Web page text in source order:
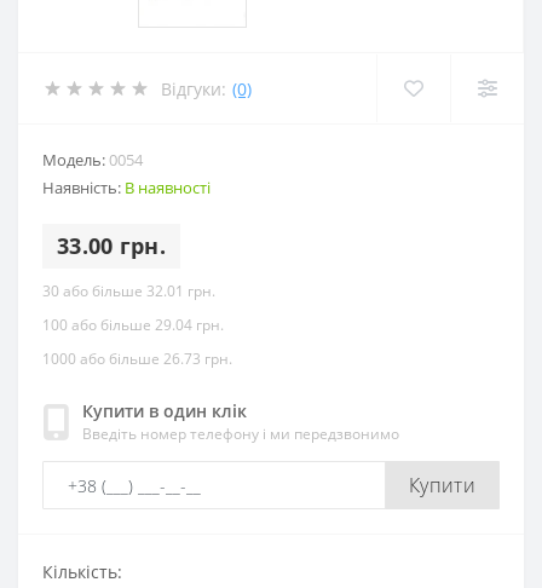
Відгуки: (0)
Модель:0054
Наявність: В наявності
33.00 грн.
30 або більше 32.01 грн.
100 або більше 29.04 грн.
1000 або більше 26.73 грн.
Купити в один клік
Введіть номер телефону і ми передзвонимо
Купити
Кількість: